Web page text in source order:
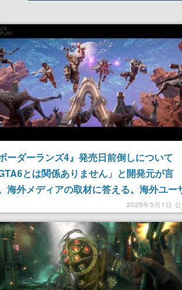
ボーダーランズ4』発売日前倒しについて
GTA6とは関係ありません」と開発元が言
海外メディアの取材に答える。海外ユー
から発売時期の間隔をあける戦略だと推測
いた
2025年5月1日